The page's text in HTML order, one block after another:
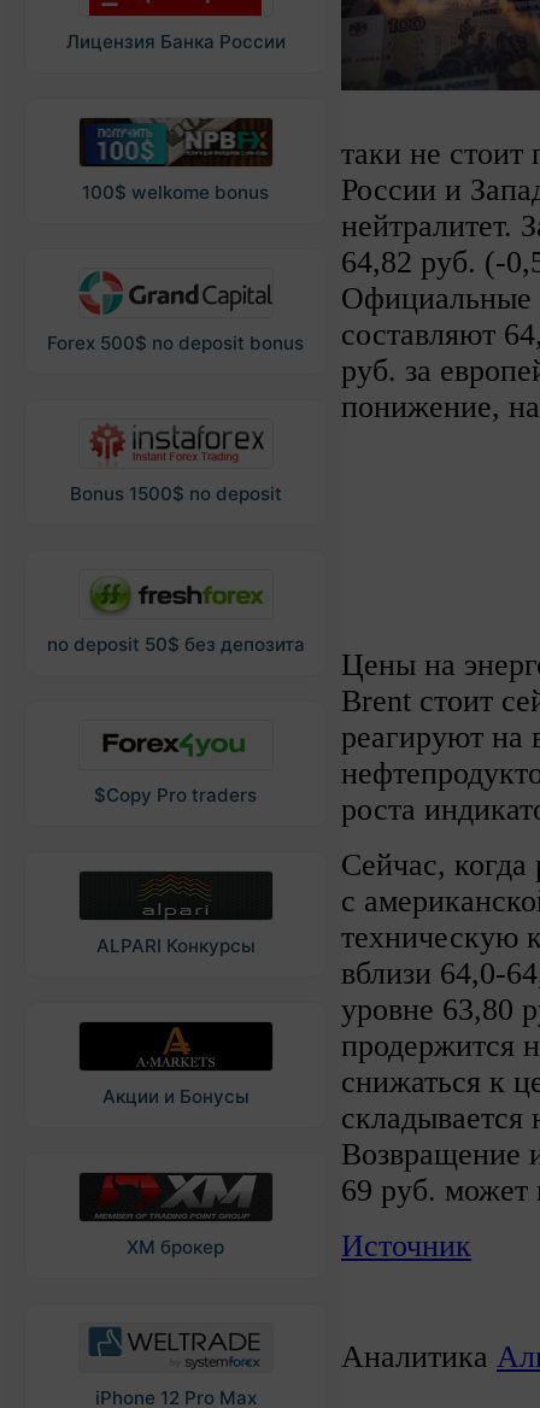
Лицензия Банка России
100$ welkome bonus
Forex 500$ no deposit bonus
Bonus 1500$ no deposit
no deposit 50$ без депозита
$Copy Pro traders
ALPARI Конкурсы
Акции и Бонусы
XM брокер
iPhone 12 Pro Max
таки не стоит
России и
64,82 руб. (-
Официальные
составляют
руб. за
понижение, на
Цены на
Brent стоит
реагируют на
роста
Сейчас,
с
техническую
вблизи 64,0-
уровне 63,80
продержится
снижаться к
Возвращение
69 руб. может
Источник
Аналитика